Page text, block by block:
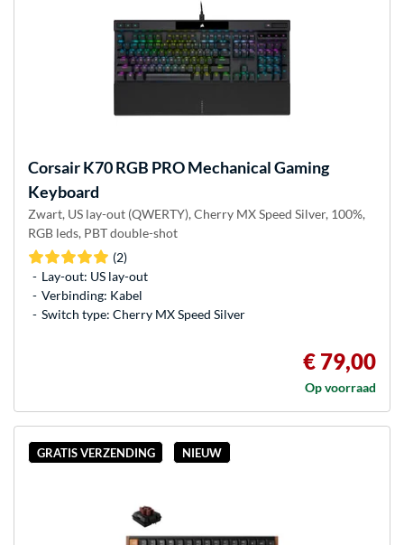
CorsairK70 RGB PRO Mechanical Gaming
Keyboard
Zwart, US lay-out (QWERTY), Cherry MX Speed Silver, 100%,
RGB leds, PBT double-shot
(2)
Lay-out: US lay-out
Verbinding: Kabel
Switch type: Cherry MX Speed Silver
€ 79,00
Op voorraad
GRATIS VERZENDING NIEUW